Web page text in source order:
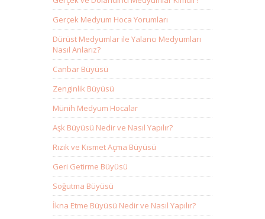
Gerçek Medyum Hoca Yorumları
Dürüst Medyumlar ile Yalancı Medyumları
Nasıl Anlarız?
Canbar Büyüsü
Zenginlik Büyüsü
Münih Medyum Hocalar
Aşk Büyüsü Nedir ve Nasıl Yapılır?
Rızık ve Kısmet Açma Büyüsü
Geri Getirme Büyüsü
Soğutma Büyüsü
İkna Etme Büyüsü Nedir ve Nasıl Yapılır?